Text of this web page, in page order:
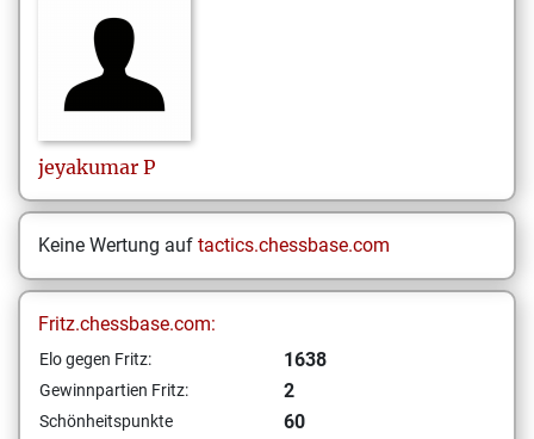
jeyakumar P
Keine Wertung auf tactics.chessbase.com
Fritz.chessbase.com:
Elo gegen Fritz: 1638
Gewinnpartien Fritz: 2
Schönheitspunkte
60